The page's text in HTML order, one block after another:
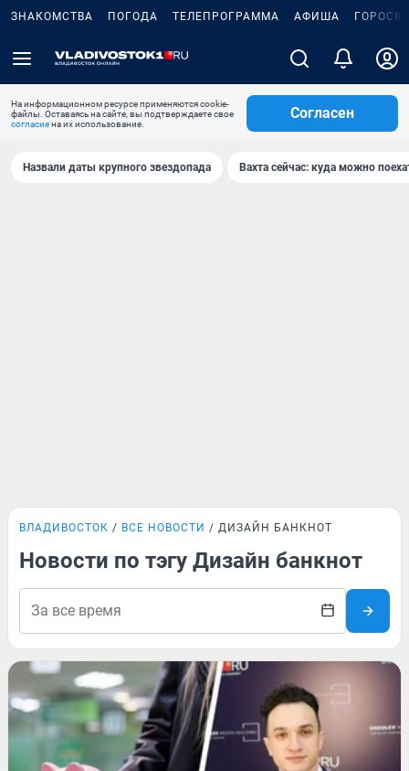
ЗНАКОМСТВА ПОГОДА ТЕЛЕПРОГРАММА АФИША
На информационном ресурсе применяются cookie-
файлы. Оставаясь на сайте, вы подтверждаете свое
согласиена их использование.
Согласен
Назвали даты крупного звездопада Вахта сейчас: куда можно
ВЛАДИВОСТОК ВСЕ НОВОСТИ ДИЗАЙН БАНКНОТ
Новости по тэгу Дизайн банкнот